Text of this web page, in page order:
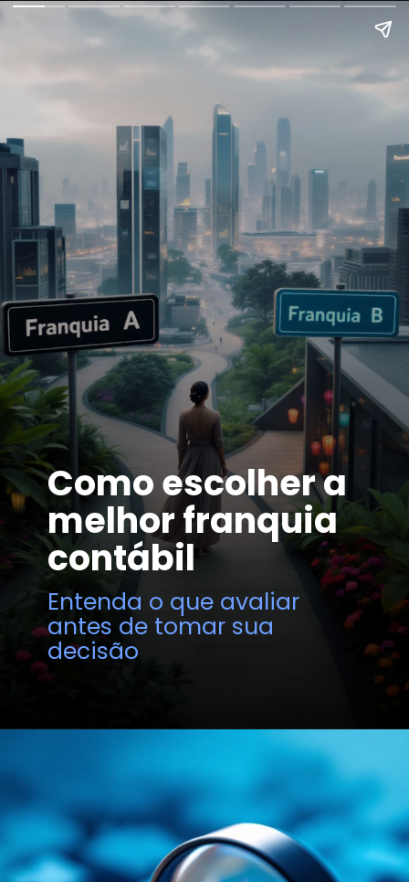
Entenda o que avaliar
antes de tomar sua
decisão
Como escolher a
melhor franquia
contábil